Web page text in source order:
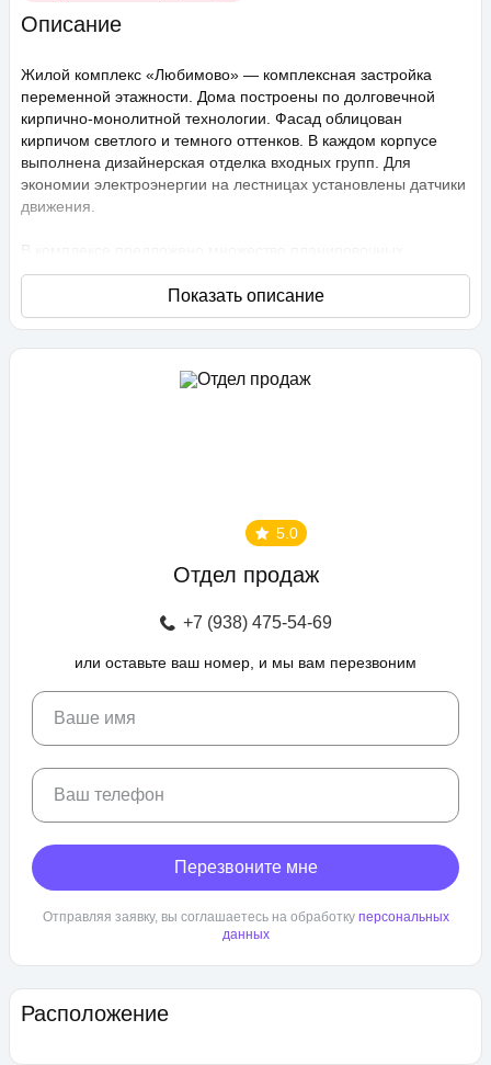
Описание
Жилой комплекс «Любимово» — комплексная застройка
переменной этажности. Дома построены по долговечной
кирпично-монолитной технологии. Фасад облицован
кирпичом светлого и темного оттенков. В каждом корпусе
выполнена дизайнерская отделка входных групп. Для
экономии электроэнергии на лестницах установлены датчики
движения.
В комплексе предложено множество планировочных
решений: в наличии квартиры, как классического типа, так и
европланировки. Они сдаются с подчистовой отделкой,
высота потолков составляет 2,75 метра. В квартирах
расположены детские и спортивные площадки,
зоны отдыха с беседками, спроектирован бульвар и
автовладельцев предусмотрен крытый и гостевой паркинг.
ЖК «Любимово» находится в районе «Губернский». Внешняя
инфраструктура развита, в пешей доступности: школа,
детский сад, магазины, поликлиника, салоны красоты. До
центра Краснодара — 25 минут транспортом.
Расположение
5.0
Отдел продаж
+7 (938) 475-54-69
или оставьте ваш номер, и мы вам перезвоним
Ваше имя
Ваш телефон
Перезвоните мне
Отправляя заявку, вы соглашаетесь на обработку персональных
данных